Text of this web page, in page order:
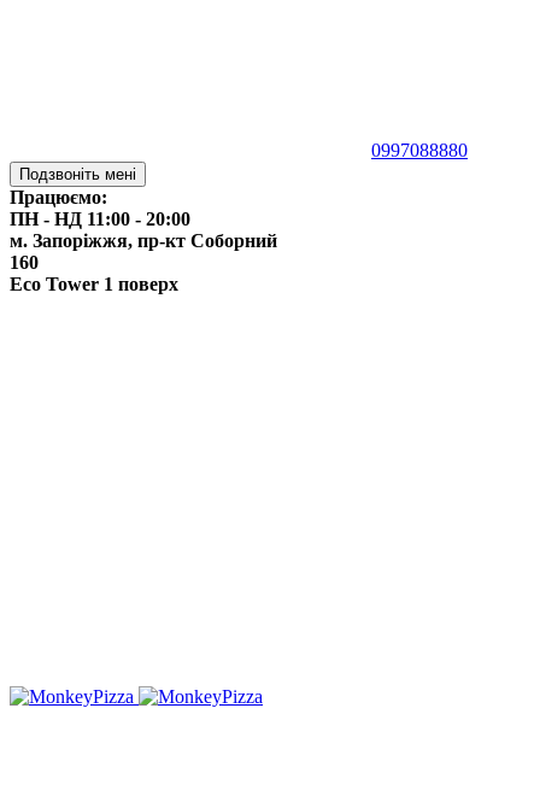
0997088880
Подзвоніть мені
Працюємо:
ПН - НД 11:00 - 20:00
м. Запоріжжя, пр-кт Соборний
160
Eco Tower 1 поверх